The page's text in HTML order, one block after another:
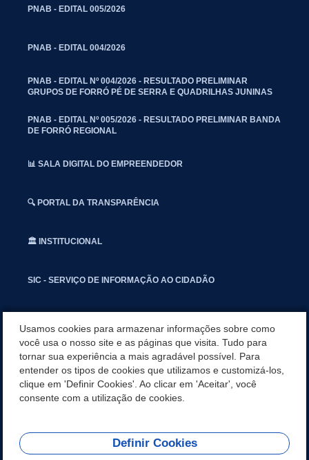
PNAB - EDITAL 005/2026
PNAB - EDITAL 004/2026
PNAB - EDITAL Nº 004/2026 - RESULTADO PRELIMINAR
GRUPOS DE FORRÓ PÉ DE SERRA E QUADRILHAS JUNINAS
PNAB - EDITAL Nº 005/2026 - RESULTADO PRELIMINAR BANDA
DE FORRÓ REGIONAL
📊 SALA DIGITAL DO EMPREENDEDOR
🔍 PORTAL DA TRANSPARÊNCIA
🏛️ INSTITUCIONAL
SIC - SERVIÇO DE INFORMAÇÃO AO CIDADÃO
INSTAGRAN
📱🩺 SAUDE CONECTADA
REDES SOCIAIS
Usamos cookies para armazenar informações sobre como
você usa o nosso site e as páginas que visita. Tudo para
tornar sua experiência a mais agradável possível. Para
entender os tipos de cookies que utilizamos e customizá-los,
clique em 'Definir Cookies'. Ao clicar em 'Aceitar', você
consente com a utilização de cookies.
Definir Cookies